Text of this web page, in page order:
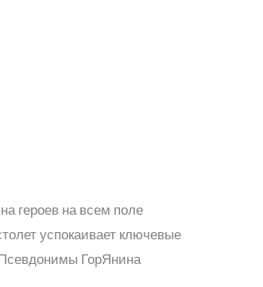
героев на всем поле
успокаивает ключевые